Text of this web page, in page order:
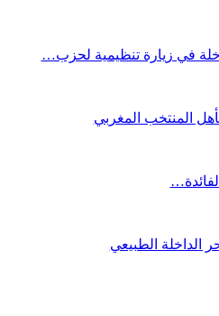
في زيارة تنظيمية لحزب…
المنتخب المغربي
لفائدة…
الداخلة الطبيعي